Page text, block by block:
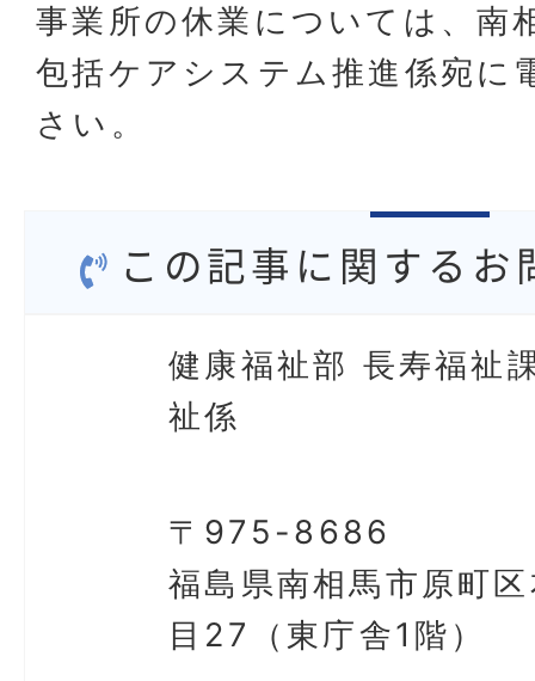
事業所の休業については、南
包括ケアシステム推進係宛に
さい。
この記事に関するお
健康福祉部 長寿福祉
祉係
〒975-8686
福島県南相馬市原町
目27（東庁舎1階）